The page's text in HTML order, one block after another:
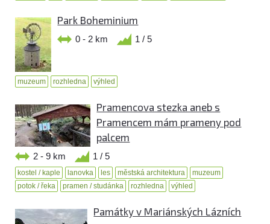
Park Boheminium
0 - 2 km 1 / 5
muzeum rozhledna výhled
Pramencova stezka aneb s
Pramencem mám prameny pod
palcem
2 - 9 km 1 / 5
kostel / kaple lanovka les městská architektura
muzeum
potok / řeka
pramen / studánka rozhledna výhled
Památky v Mariánských Lázních